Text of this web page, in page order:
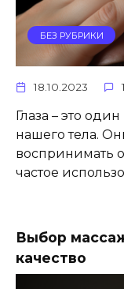
БЕЗ РУБРИКИ
18.10.2023
Глаза – это
нашего тела.
воспринимать
частое
Выбор
качество